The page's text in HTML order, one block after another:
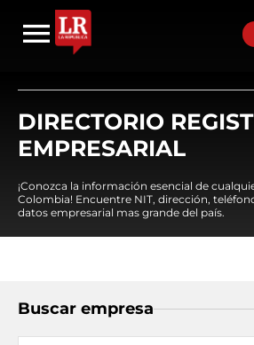
DIRECTORIO
EMPRESARIAL
¡Conozca la información esencial de
Colombia! Encuentre NIT, dirección,
datos empresarial mas grande del país.
Buscar empresa